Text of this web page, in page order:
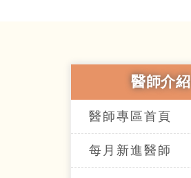
醫師介紹
醫師專區首頁
每月新進醫師